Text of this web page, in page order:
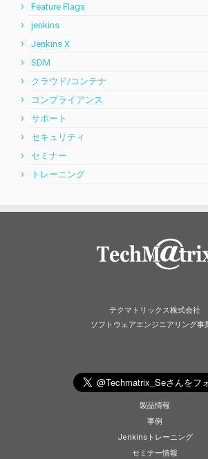
Feature Flags
jenkins
Jenkins X
SDM
クラウド/コンテナ
コンプライアンス
サポート
セキュリティ
セミナー
トレーニング
テクマトリックス株式会社
ソフトウェアエンジニアリング事
製品情報
事例
Jenkinsトレーニング
セミナー情報